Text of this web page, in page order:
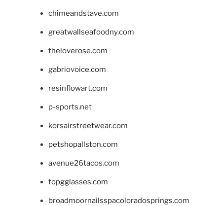
chimeandstave.com
greatwallseafoodny.com
theloverose.com
gabriovoice.com
resinflowart.com
p-sports.net
korsairstreetwear.com
petshopallston.com
avenue26tacos.com
topgglasses.com
broadmoornailsspacoloradosprings.com